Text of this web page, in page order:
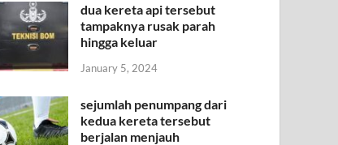
dua kereta api tersebut
tampaknya rusak parah
hingga keluar
January 5, 2024
sejumlah penumpang dari
kedua kereta tersebut
berjalan menjauh